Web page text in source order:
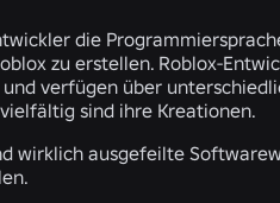
die
zu erstellen. Roblox-
verfügen über
sind ihre Kreationen.
wirklich ausgefeilte